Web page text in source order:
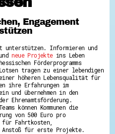
Ukraine
dein Ehrenamt
| Trikotwettbewerb
| 80 Jahre Hessen - Engagement
x 80 Jahre x 1.000 €
Projekte
des Respekts
Teile deine Infos!
dein Ehrenamt
Card Hessen
Lotsen
- Viele schaffen mehr
Engagement
unterstützen. Informieren und
neue Projekteins Leben
Förderprogramms
Lotsen tragen zu einer lebendigen
höheren Lebensqualität für
ihre Erfahrungen im
und übernehmen in den
Ehrenamtsförderung.
können Kommunen die
von 500 Euro pro
Fahrtkosten,
für erste Projekte.